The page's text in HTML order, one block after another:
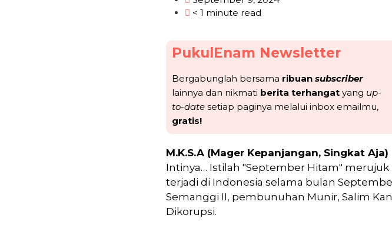
< 1 minute read
PukulEnam Newsletter
Bergabunglah bersama ribuan subscriber
lainnya dan nikmati berita terhangat yang up-
to-date setiap paginya melalui inbox emailmu,
gratis!
M.K.S.A (Mager Kepanjangan, Singkat Aja)
Intinya… Istilah "September Hitam"
terjadi di Indonesia selama bulan
Semanggi II, pembunuhan Munir, Salim
Dikorupsi.